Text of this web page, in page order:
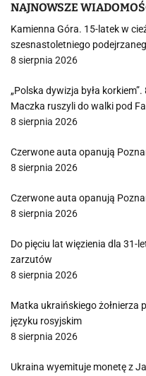
NAJNOWSZE
Kamienna Góra. 15-latek w
szesnastoletniego
8 sierpnia 2026
„Polska dywizja była
Maczka ruszyli do walki pod
8 sierpnia 2026
Czerwone auta opanują
8 sierpnia 2026
Czerwone auta opanują
8 sierpnia 2026
Do pięciu lat więzienia dla 31-
zarzutów
8 sierpnia 2026
Matka ukraińskiego żołnierza
języku rosyjskim
8 sierpnia 2026
Ukraina wyemituje monetę z